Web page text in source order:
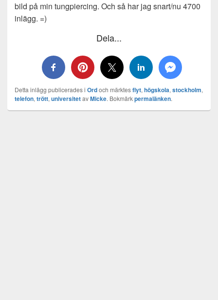
bild på min tungpiercing. Och så har jag snart/nu 4700
inlägg. =)
Dela...
Detta inlägg publicerades i Ordoch märktesflyt, högskola, stockholm,
telefon, trött, universitetavMicke. Bokmärkpermalänken.